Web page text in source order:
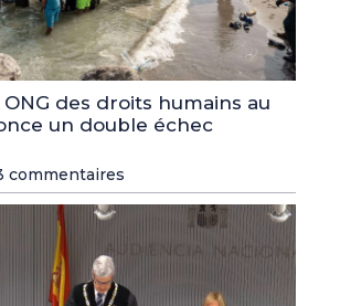
ONG des droits humains au
un double échec
commentaires